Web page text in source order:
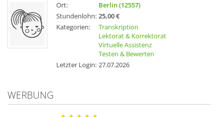
Ort:
Berlin (12557)
Stundenlohn: 25,00 €
Kategorien:
Transkription
Lektorat & Korrektorat
Virtuelle Assistenz
Testen & Bewerten
Letzter Login: 27.07.2026
WERBUNG